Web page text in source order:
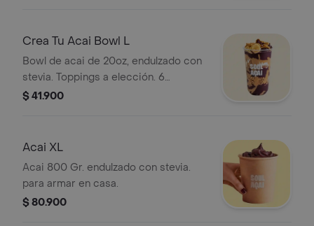
Crea Tu Acai Bowl L
Bowl de acai de 20oz, endulzado con
stevia. Toppings a elección. 6
Toppings Incluidos.
$ 41.900
Acai XL
Acai 800 Gr. endulzado con stevia.
para armar en casa.
$ 80.900